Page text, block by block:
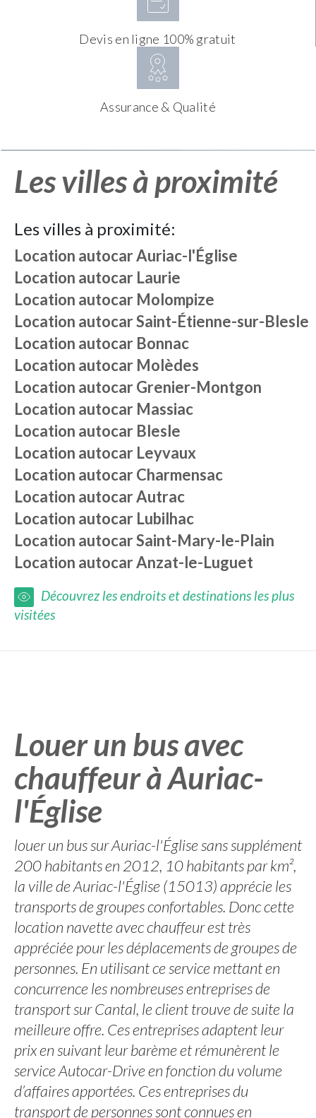
Devis en ligne 100% gratuit
Assurance & Qualité
Les villes à proximité
Les villes à proximité:
Location autocarAuriac-l'Église
Location autocar Laurie
Location autocar Molompize
Location autocarSaint-Étienne-sur-Blesle
Location autocar Bonnac
Location autocar Molèdes
Location autocarGrenier-Montgon
Location autocar Massiac
Location autocar Blesle
Location autocar Leyvaux
Location autocarCharmensac
Location autocarAutrac
Location autocar Lubilhac
Location autocarSaint-Mary-le-Plain
Location autocarAnzat-le-Luguet
Découvrez les endroits et destinations les plus
visitées
Louer un bus avec
chauffeur à Auriac-
l'Église
louer un bus sur Auriac-l'Église sans supplément
200 habitants en 2012, 10 habitants par km²,
la ville de Auriac-l'Église (15013) apprécie les
transports de groupes confortables. Donc cette
location navette avec chauffeur est très
appréciée pour les déplacements de groupes de
personnes. En utilisant ce service mettant en
concurrence les nombreuses entreprises de
transport sur Cantal, le client trouve de suite la
meilleure offre. Ces entreprises adaptent leur
prix en suivant leur barème et rémunèrent le
service Autocar-Drive en fonction du volume
d’affaires apportées. Ces entreprises du
transport de personnes sont connues en